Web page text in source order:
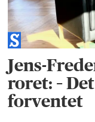
Jens-
roret: –
forventet